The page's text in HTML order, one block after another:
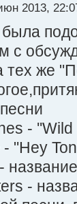
2013,
с
тех же
-
"Hey
-